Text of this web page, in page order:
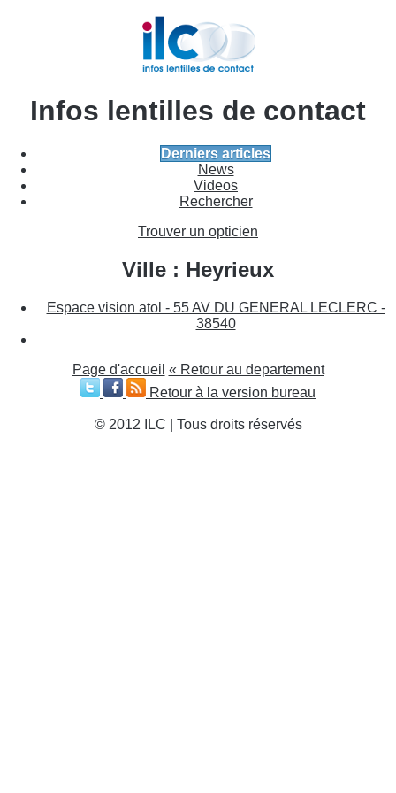
Infos lentilles de contact
Derniers articles
News
Videos
Rechercher
Trouver un opticien
Ville : Heyrieux
Espace vision atol - 55 AV DU GENERAL LECLERC -
38540
Page d'accueil « Retour au departement
Retour à la version bureau
© 2012 ILC | Tous droits réservés